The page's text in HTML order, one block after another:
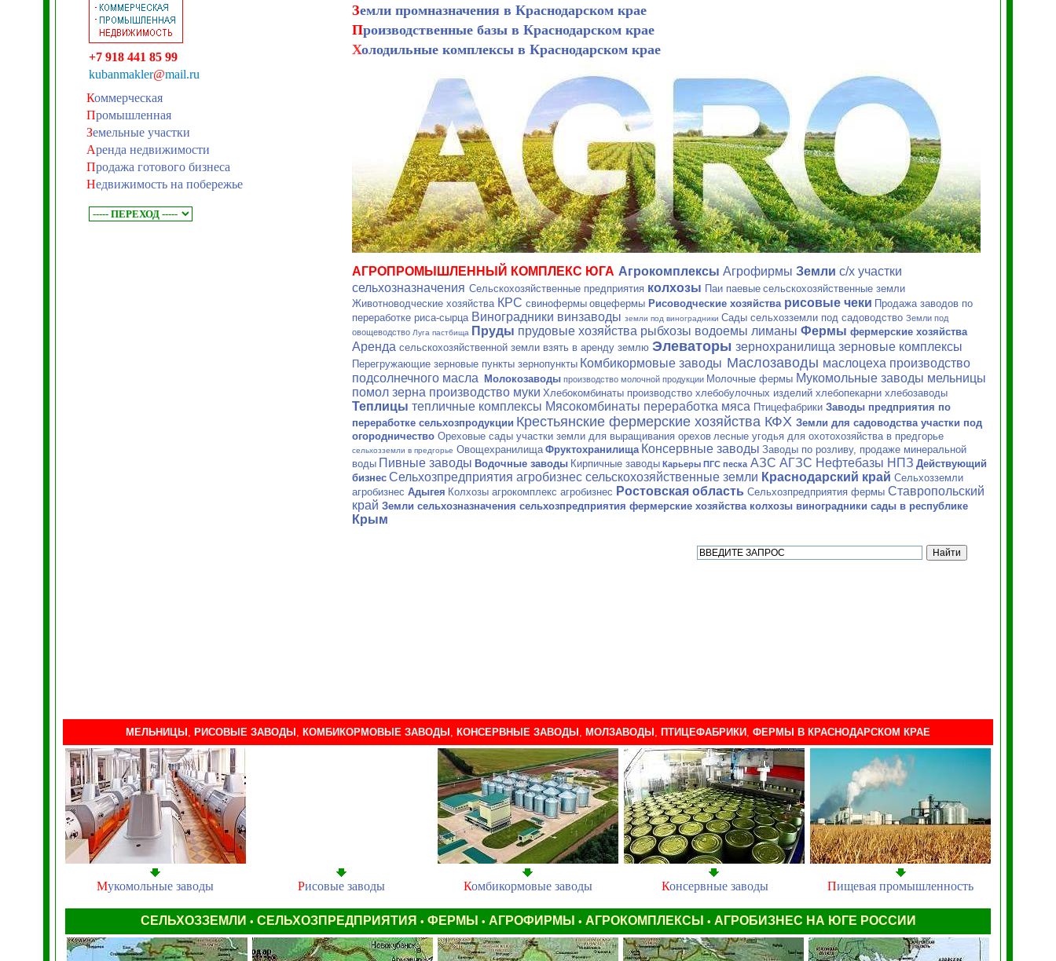
+7 918 441 85 99
kubanmakler@mail.ru
Коммерческая
Промышленная
Земельные участки
Аренда недвижимости
Продажа готового бизнеса
Недвижимость на побережье
Земли промназначения в Краснодарском крае
Производственные базы в Краснодарском крае
Холодильные комплексы в Краснодарском крае
АГРОПРОМЫШЛЕННЫЙ КОМПЛЕКС ЮГА Агрокомплексы Агрофирмы Земли с/х участки
сельхозназначения Сельскохозяйственные предприятия колхозы Паи паевые сельскохозяйственные земли
Животноводческие хозяйства КРС свинофермы овцефермы Рисоводческие хозяйства рисовые чеки Продажа заводов по
переработке риса-сырца Виноградники винзаводы земли под виноградники Сады сельхозземли под садоводство Земли под
овощеводство Луга пастбища Пруды прудовые хозяйства рыбхозы водоемы лиманы Фермы фермерские хозяйства
Аренда сельскохозяйственной земли взять в аренду землю Элеваторы зернохранилища зерновые комплексы
Перегружающие зерновые пункты зернопункты Комбикормовые заводы Маслозаводы маслоцеха производство
подсолнечного масла
Молокозаводы производство молочной продукции Молочные фермы Мукомольные заводы мельницы
помол зерна производство муки Хлебокомбинаты производство хлебобулочных изделий хлебопекарни хлебозаводы
Теплицы тепличные комплексы Мясокомбинаты переработка мяса Птицефабрики Заводы предприятия по
переработке сельхозпродукции Крестьянские фермерские хозяйства КФХ Земли для садоводства участки под
огородничество Ореховые сады участки земли для выращивания орехов лесные угодья для охотохозяйства в предгорье
сельхозземли в предгорье Овощехранилища Фруктохранилища Консервные заводы Заводы по розливу, продаже минеральной
воды Пивные заводы Водочные заводы Кирпичные заводы Карьеры ПГС песка АЗС АГЗС Нефтебазы НПЗ Действующий
бизнес Сельхозпредприятия агробизнес сельскохозяйственные земли Краснодарский край Сельхозземли
агробизнес Адыгея Колхозы агрокомплекс агробизнес Ростовская область Сельхозпредприятия фермы Ставропольский
край Земли сельхозназначения сельхозпредприятия фермерские хозяйства колхозы виноградники сады в республике
Крым
МЕЛЬНИЦЫ , РИСОВЫЕ ЗАВОДЫ , КОМБИКОРМОВЫЕ ЗАВОДЫ , КОНСЕРВНЫЕ ЗАВОДЫ , МОЛЗАВОДЫ , ПТИЦЕФАБРИКИ , ФЕРМЫ В КРАСНОДАРСКОМ КРАЕ
Мукомольные заводы Рисовые заводы Комбикормовые заводы Консервные заводы Пищевая промышленность
СЕЛЬХОЗЗЕМЛИ • СЕЛЬХОЗПРЕДПРИЯТИЯ • ФЕРМЫ • АГРОФИРМЫ • АГРОКОМПЛЕКСЫ • АГРОБИЗНЕС НА ЮГЕ РОССИИ